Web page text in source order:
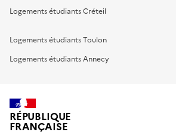
Logements étudiants Créteil
Logements étudiants Toulon
Logements étudiants Annecy
RÉPUBLIQUE
FRANÇAISE